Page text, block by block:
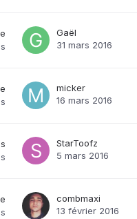
Gaël
31 mars 2016
micker
16 mars 2016
StarToofz
5 mars 2016
combmaxi
13 février 2016